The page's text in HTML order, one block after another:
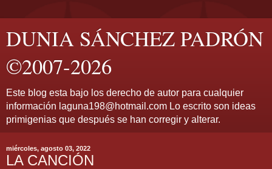
DUNIA SÁNCHEZ PADRÓN
©2007-2026
Este blog esta bajo los derecho de autor para cualquier
información laguna198@hotmail.com Lo escrito son ideas
primigenias que después se han corregir y alterar.
miércoles, agosto 03, 2022
LA CANCIÓN